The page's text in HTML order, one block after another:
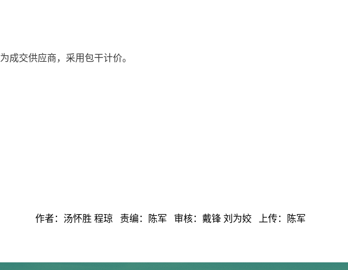
为成交供应商， 采用包干计价。
作者：汤怀胜 程琼 责编：陈军 审核：戴锋 刘为姣 上传：陈军